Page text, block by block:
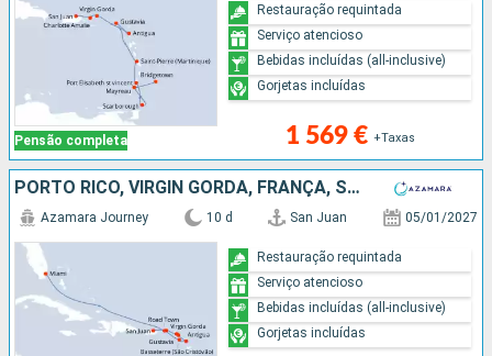
Pensão completa 1 569 € +Taxas
Restauração requintada
Serviço atencioso
Bebidas incluídas (all-inclusive)
Gorjetas incluídas
PORTO RICO, VIRGIN GORDA, FRANÇA, SÃO MARTINHO, ANTÍGUA E BARBUDA, TORTOLA, ESTADOS UNIDOS
Azamara Journey 10 d San Juan 05/01/2027
Restauração requintada
Serviço atencioso
Bebidas incluídas (all-inclusive)
Gorjetas incluídas